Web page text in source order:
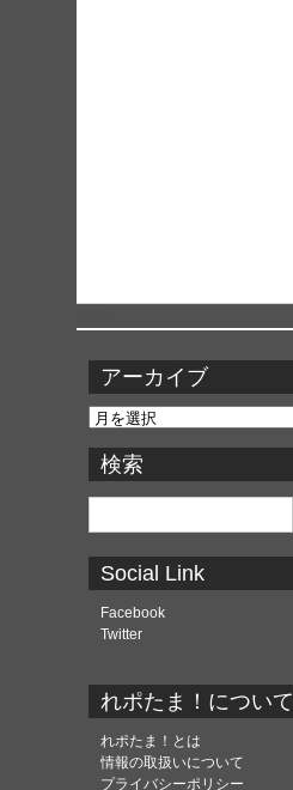
アーカイブ
ア
カ
イ
ブ
検索
検
Social Link
Facebook
Twitter
れポたま！について
れポたま！とは
情報の取扱いについて
プライバシーポリシー